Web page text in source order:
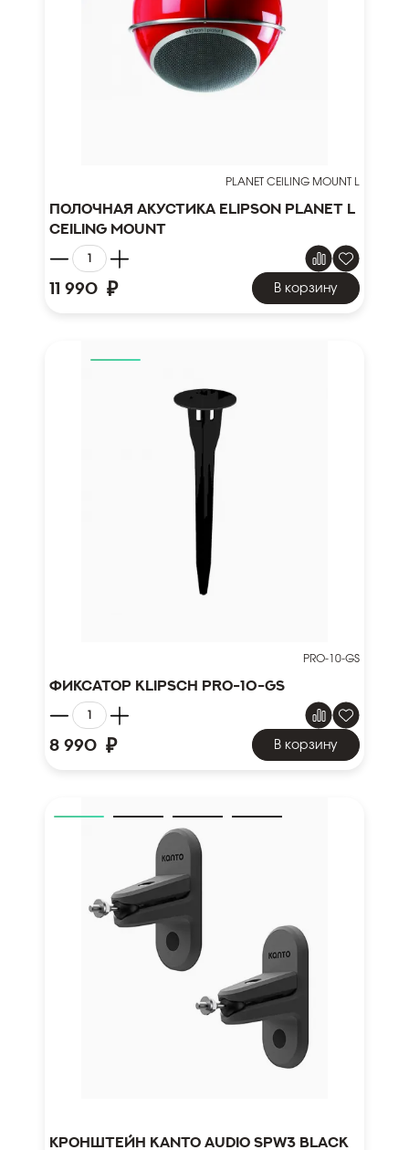
PLANET CEILING MOUNT L
Полочная акустика Elipson Planet L
Ceiling Mount
11 990 ₽ В корзину
PRO-10-GS
Фиксатор Klipsch PRO-10-GS
8 990 ₽ В корзину
Кронштейн Kanto Audio SPW3 Black